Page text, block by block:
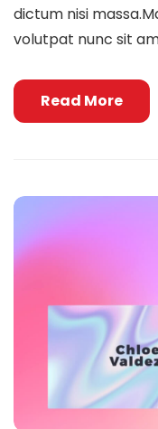
dictum nisi
volutpat nunc sit
Read More